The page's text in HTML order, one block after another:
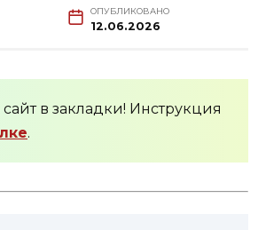
ОПУБЛИКОВАНО
12.06.2026
в закладки! Инструкция
.